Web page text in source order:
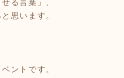
る言葉」、
思います。
ントです。